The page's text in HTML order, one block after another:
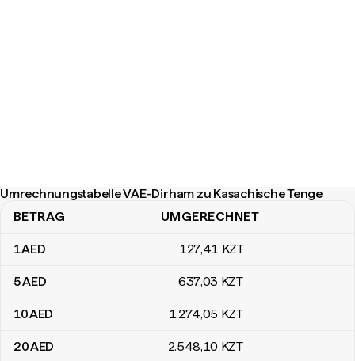
Umrechnungstabelle VAE-Dirham zu Kasachische Tenge
Umrechnungstabelle VAE-Dirham zu Kasachische Tenge
BETRAG UMGERECHNET
1AED 127,41 KZT
5AED 637,03 KZT
10AED 1.274,05 KZT
20AED 2.548,10 KZT